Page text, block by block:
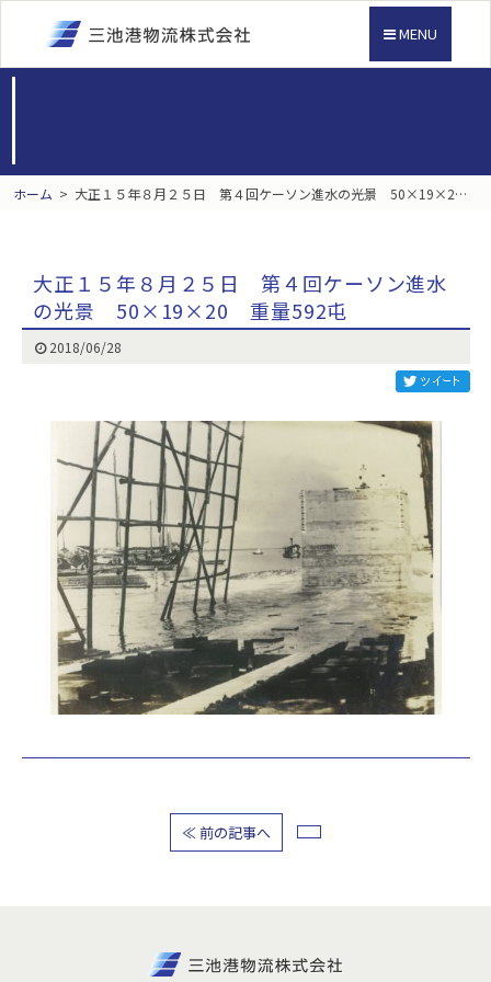
MENU
ホーム > 大正１５年８月２５日 第４回ケーソン進水の光景 50×19×20 重量592屯
大正１５年８月２５日 第４回ケーソン進水
の光景 50×19×20 重量592屯
2018/06/28
≪ 前の記事へ